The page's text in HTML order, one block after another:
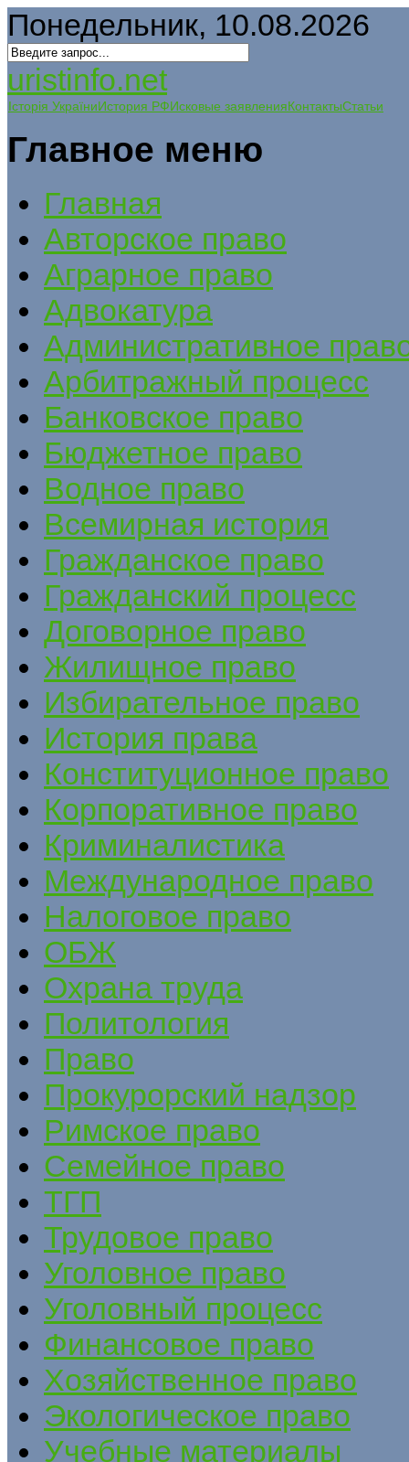
Понедельник, 10.08.2026
uristinfo.net
Історія УкраїниИстория РФИсковые заявленияКонтактыСтатьи
Главное меню
Главная
Авторское право
Аграрное право
Адвокатура
Административное
Арбитражный процесс
Банковское право
Бюджетное право
Водное право
Всемирная история
Гражданское право
Гражданский процесс
Договорное право
Жилищное право
Избирательное право
История права
Конституционное право
Корпоративное право
Криминалистика
Международное право
Налоговое право
ОБЖ
Охрана труда
Политология
Право
Прокурорский надзор
Римское право
Семейное право
ТГП
Трудовое право
Уголовное право
Уголовный процесс
Финансовое право
Хозяйственное право
Экологическое право
Учебные материалы